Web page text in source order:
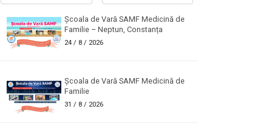
Școala de Vară SAMF Medicină de
Familie – Neptun, Constanța
24/ 8 / 2026
Școala de Vară SAMF Medicină de
Familie
31 / 8 / 2026